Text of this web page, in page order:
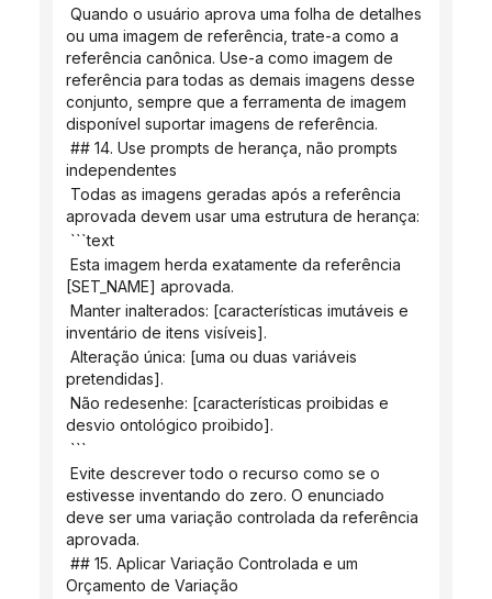
ou uma imagem de referência, trate-a como a
referência canônica. Use-a como imagem de
referência para todas as demais imagens desse
conjunto, sempre que a ferramenta de imagem
disponível suportar imagens de referência.
independentes
aprovada devem usar uma estrutura de herança:
```text
[SET_NAME] aprovada.
inventário de itens visíveis].
pretendidas].
desvio ontológico proibido].
```
estivesse inventando do zero. O enunciado
deve ser uma variação controlada da referência
aprovada.
Orçamento de Variação